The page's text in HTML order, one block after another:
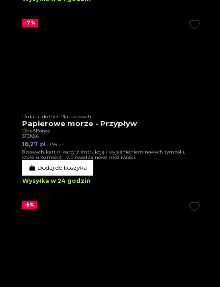
-7%
Dodatki do Gier Planszowych
Papierowe morze - Przypływ
Dice&Bones
3T31866
16,27 zł 17,99 zł
8 nowych kart (+ karty z instrukcją i wyjaśnieniem nowych symboli),
które urozmaicą i wprowadzą nowe możliwości.
Dodaj do koszyka
Wysyłka w 24 godzin
-5%